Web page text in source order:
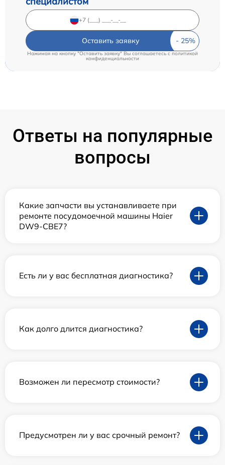
Оставить заявку
Нажимая на кнопку "Оставить заявку" Вы соглашаетесь cполитикой
конфиденциальности
Ответы на популярные
вопросы
Какие запчасти вы устанавливаете при
ремонте посудомоечной машины Haier
DW9-CBE7?
Есть ли у вас бесплатная диагностика?
Как долго длится диагностика?
Возможен ли пересмотр стоимости?
Предусмотрен ли у вас срочный ремонт?